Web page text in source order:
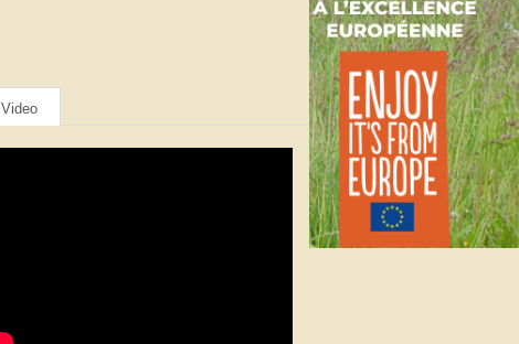
Video